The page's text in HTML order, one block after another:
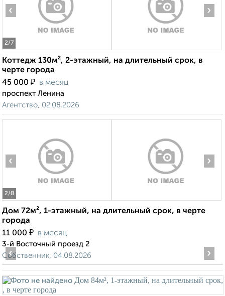
2/7
‹ ›
Коттедж 130м², 2-этажный, на длительный срок, в
черте города
45 000 ₽ в месяц
проспект Ленина
Агентство, 02.08.2026
2/8
‹ ›
Дом 72м², 1-этажный, на длительный срок, в черте
города
11 000 ₽ в месяц
3-й Восточный проезд 2
Собственник, 04.08.2026
‹ ›